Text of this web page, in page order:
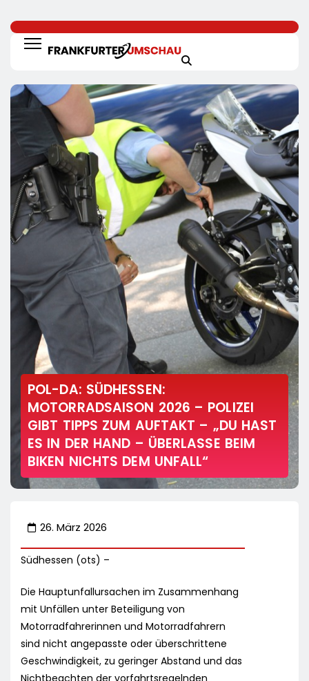
POL-DA: SÜDHESSEN:
MOTORRADSAISON 2026 – POLIZEI
GIBT TIPPS ZUM AUFTAKT – „DU HAST
ES IN DER HAND – ÜBERLASSE BEIM
BIKEN NICHTS DEM UNFALL“
26. März 2026
Südhessen (ots) –
Die Hauptunfallursachen im Zusammenhang
mit Unfällen unter Beteiligung von
Motorradfahrerinnen und Motorradfahrern
sind nicht angepasste oder überschrittene
Geschwindigkeit, zu geringer Abstand und das